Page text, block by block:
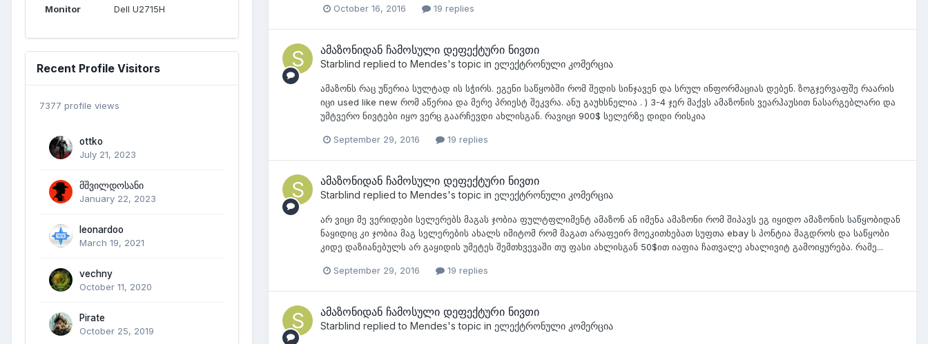
Monitor Dell U2715H
Recent Profile Visitors
7377 profile views
ottko
July 21, 2023
მშვილდოსანი
January 22, 2023
leonardoo
March 19, 2021
vechny
October 11, 2020
Pirate
October 25, 2019
October 16, 2016 19 replies
ამაზონიდან ჩამოსული დეფექტური ნივთი
Starblind replied to Mendes's topic in ელექტრონული კომერცია
ამაზონს რაც უწერია სულტად ის სჭირს. ეგენი საწყობში რომ შედის სინჯავენ და სრულ ინფორმაციას დებენ. ზოგჯერვაფშე რაარის
იცი used like new რომ აწერია და მერე პრიესტ შეკვრა. ანუ გაუხსნელია . ) 3-4 ჯერ მაქვს ამაზონის ვეარჰაუსით ნასარგებლარი და
უმტვერო ნივტები იყო ვერც გაარჩევდი ახლისგან. რავიცი 900$ სელერზე დიდი რისკია
September 29, 2016 19 replies
ამაზონიდან ჩამოსული დეფექტური ნივთი
Starblind replied to Mendes's topic in ელექტრონული კომერცია
არ ვიცი მე ვერიდები სელერებს მაგას ჯობია ფულტფლიმენტ ამაზონ ან იმენა ამაზონი რომ შიპავს ეგ იყიდო ამაზონის საწყობიდან
ნაყიდიც კი ჯობია მაგ სელერების ახალს იმიტომ რომ მაგათ არაფეირ მოეკითხებათ სუფთა ebay ს პონტია მაგდროს და საწყობი
კიდე დაზიანებულს არ გაყიდის უმეტეს შემთხვევაში თუ ფასი ახლისგან 50$ით იაფია ჩათვალე ახალივიტ გამოიყურება. რამე...
September 29, 2016 19 replies
ამაზონიდან ჩამოსული დეფექტური ნივთი
Starblind replied to Mendes's topic in ელექტრონული კომერცია